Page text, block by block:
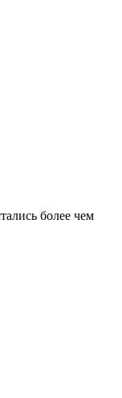
более чем